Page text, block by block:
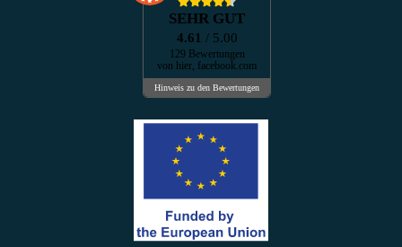
SEHR GUT
4.61 / 5.00
129 Bewertungen
von hier, facebook.com
Hinweis zu den Bewertungen